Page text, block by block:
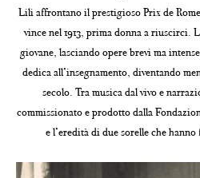
Lili affrontano il prestigioso Prix de
vince nel 1913, prima donna a riuscirci.
giovane, lasciando opere brevi ma
dedica all’insegnamento, diventando
secolo. Tra musica dal vivo e
commissionato e prodotto dalla
e l’eredità di due sorelle che